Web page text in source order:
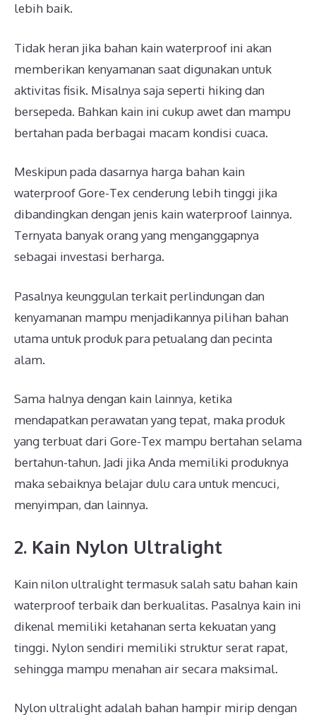
lebih baik.
Tidak heran jika bahan kain waterproof ini akan
memberikan kenyamanan saat digunakan untuk
aktivitas fisik. Misalnya saja seperti hiking dan
bersepeda. Bahkan kain ini cukup awet dan mampu
bertahan pada berbagai macam kondisi cuaca.
Meskipun pada dasarnya harga bahan kain
waterproof Gore-Tex cenderung lebih tinggi jika
dibandingkan dengan jenis kain waterproof lainnya.
Ternyata banyak orang yang menganggapnya
sebagai investasi berharga.
Pasalnya keunggulan terkait perlindungan dan
kenyamanan mampu menjadikannya pilihan bahan
utama untuk produk para petualang dan pecinta
alam.
Sama halnya dengan kain lainnya, ketika
mendapatkan perawatan yang tepat, maka produk
yang terbuat dari Gore-Tex mampu bertahan selama
bertahun-tahun. Jadi jika Anda memiliki produknya
maka sebaiknya belajar dulu cara untuk mencuci,
menyimpan, dan lainnya.
2. Kain Nylon Ultralight
Kain nilon ultralight termasuk salah satu bahan kain
waterproof terbaik dan berkualitas. Pasalnya kain ini
dikenal memiliki ketahanan serta kekuatan yang
tinggi. Nylon sendiri memiliki struktur serat rapat,
sehingga mampu menahan air secara maksimal.
Nylon ultralight adalah bahan hampir mirip dengan